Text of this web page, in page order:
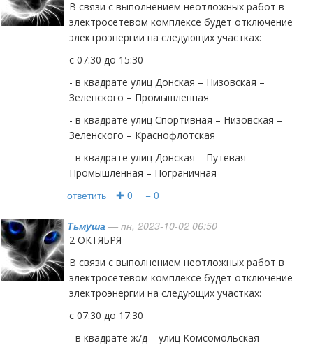
В связи с выполнением неотложных работ в
электросетевом комплексе будет отключение
электроэнергии на следующих участках:
с 07:30 до 15:30
- в квадрате улиц Донская – Низовская –
Зеленского – Промышленная
- в квадрате улиц Спортивная – Низовская –
Зеленского – Краснофлотская
- в квадрате улиц Донская – Путевая –
Промышленная – Пограничная
ответить ✚ 0 − 0
Тьмуша — пн, 2023-10-02 06:50
2 ОКТЯБРЯ
В связи с выполнением неотложных работ в
электросетевом комплексе будет отключение
электроэнергии на следующих участках:
с 07:30 до 17:30
- в квадрате ж/д – улиц Комсомольская –